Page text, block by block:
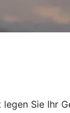
Sie Ihr